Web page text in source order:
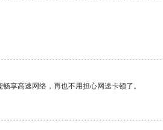
享高速网络，再也不用担心网速卡顿了。